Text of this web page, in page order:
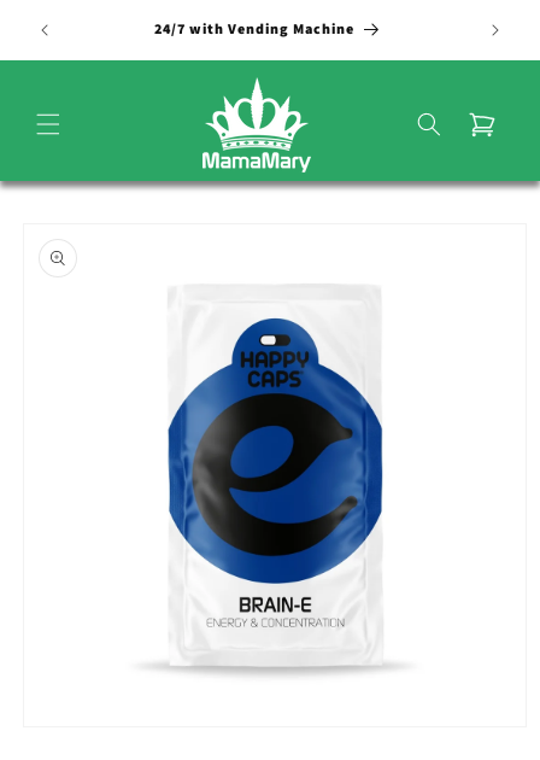
direttamente
24/7 with Vending Machine
Carrello
informazioni
sul
prodotto